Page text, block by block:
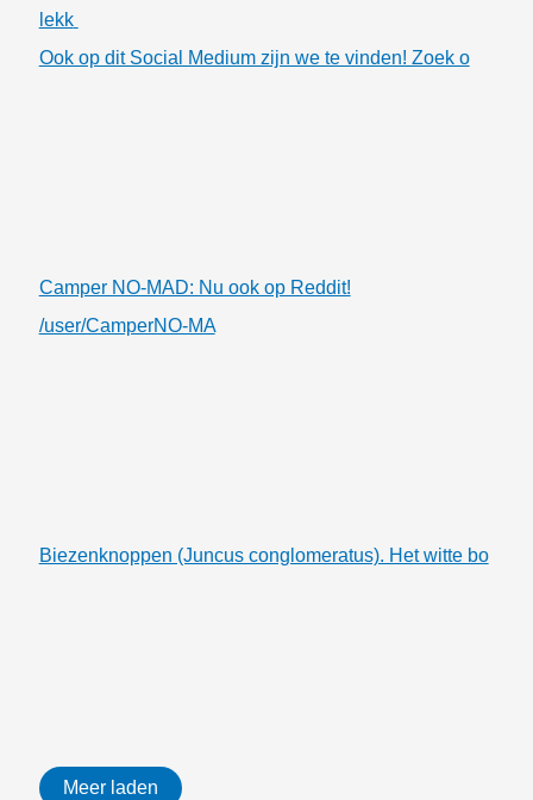
lekk
Ook op dit Social Medium zijn we te vinden! Zoek o
Camper NO-MAD: Nu ook op Reddit!
/user/CamperNO-MA
Biezenknoppen (Juncus conglomeratus). Het witte bo
Meer laden